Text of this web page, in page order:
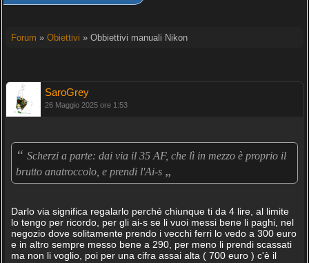
Forum » Obiettivi » Obbiettivi manuali Nikon
SaroGrey
26 Maggio 2025 ore 1:53
“ Scherzi a parte: dai via il 35 AF, che lì in mezzo è proprio il
brutto anatroccolo, e prendi l'Ai-s „
Darlo via significa regalarlo perché chiunque ti da 4 lire, al limite
lo tengo per ricordo, per gli ai-s se li vuoi messi bene li paghi, nel
negozio dove solitamente prendo i vecchi ferri lo vedo a 300 euro
e in altro sempre messo bene a 290, per meno li prendi scassati
ma non li voglio, poi per una cifra assai alta ( 700 euro ) c'è il